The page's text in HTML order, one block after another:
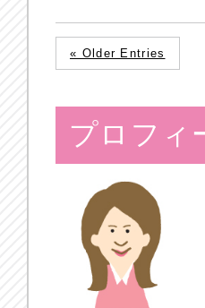
« Older Entries
プロフィ